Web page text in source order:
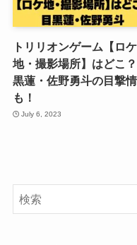
トリリオンゲーム【ロケ
地・撮影場所】はどこ
黒蓮・佐野勇斗の目撃
も！
July 6, 2023